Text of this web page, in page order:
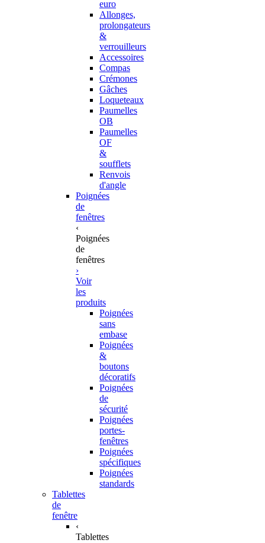
euro
Allonges,
prolongateurs
&
verrouilleurs
Accessoires
Compas
Crémones
Gâches
Loqueteaux
Paumelles
OB
Paumelles
OF
&
soufflets
Renvois
d'angle
Poignées
de
fenêtres
‹
Poignées
de
fenêtres
›
Voir
les
produits
Poignées
sans
embase
Poignées
&
boutons
décoratifs
Poignées
de
sécurité
Poignées
portes-
fenêtres
Poignées
spécifiques
Poignées
standards
Tablettes
de
fenêtre
‹
Tablettes